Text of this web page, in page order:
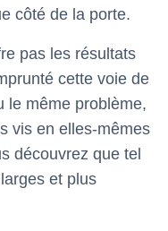
côté de la porte.
pas les résultats
cette voie de
le même problème,
vis en elles-mêmes
découvrez que tel
et plus